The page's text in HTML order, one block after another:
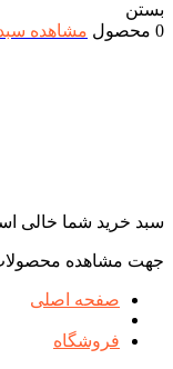
بستن
0 محصول
مشاهده
سبد خرید شما خالی
جهت مشاهده محصولات
صفحه اصلی
فروشگاه